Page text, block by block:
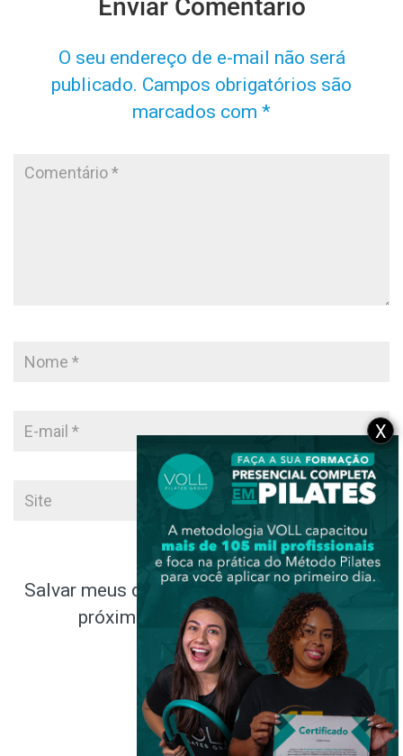
Enviar Comentário
O seu endereço de e-mail não será
publicado. Campos obrigatórios são
marcados com *
Salvar meus dados neste navegador para a
próxima vez que eu comentar.
X